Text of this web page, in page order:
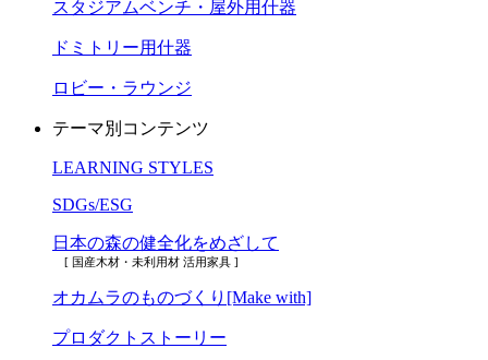
スタジアムベンチ・屋外用什器
ドミトリー用什器
ロビー・ラウンジ
テーマ別コンテンツ
LEARNING STYLES
SDGs/ESG
日本の森の健全化をめざして
[ 国産木材・未利用材 活用家具 ]
オカムラのものづくり[Make with]
プロダクトストーリー